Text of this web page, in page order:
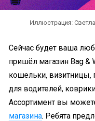
Иллюстрация:
Сейчас будет ваша
пришёл магазин Bag &
кошельки, визитницы,
для водителей,
Ассортимент вы
магазина. Ребята